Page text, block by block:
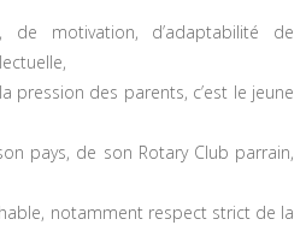
de motivation, d’adaptabilité de
pression des parents, c’est le jeune
pays, de son Rotary Club parrain,
notamment respect strict de la